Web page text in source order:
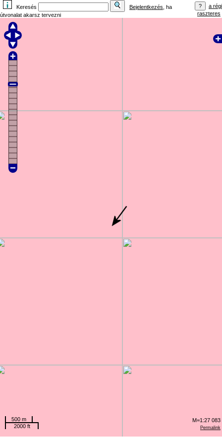
Keresés Bejelentkezés , ha
útvonalat akarsz tervezni
a régi
raszteres
Permalink
500 m
2000 ft
M=1:27 083